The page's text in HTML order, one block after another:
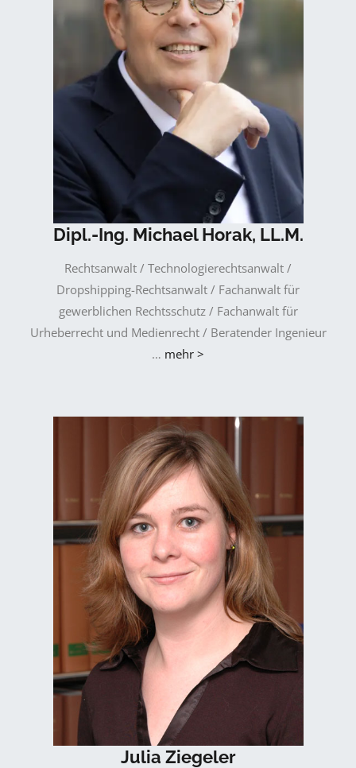
Dipl.-Ing. Michael Horak, LL.M.
Rechtsanwalt / Technologierechtsanwalt /
Dropshipping-Rechtsanwalt / Fachanwalt für
gewerblichen Rechtsschutz / Fachanwalt für
Urheberrecht und Medienrecht / Beratender Ingenieur
… mehr >
Julia Ziegeler